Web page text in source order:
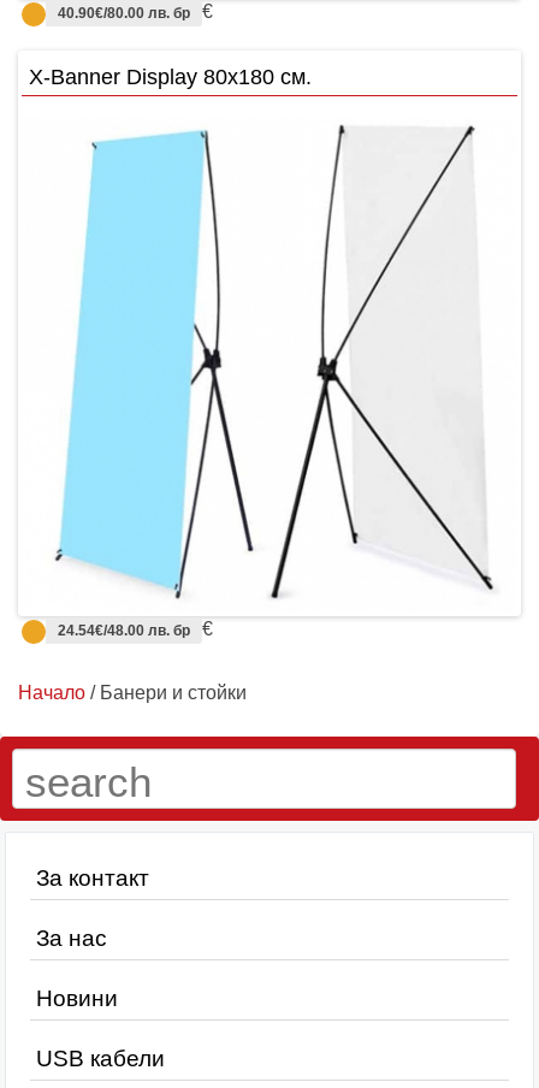
40.90€/80.00 лв. бр €
X-Banner Display 80х180 см.
24.54€/48.00 лв. бр €
Начало / Банери и стойки
За контакт
За нас
Новини
USB кабели